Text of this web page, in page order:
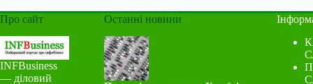
Про сайт
INFBusiness
— діловий
Останні новини